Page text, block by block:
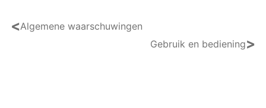
<Algemene waarschuwingen
Gebruik en bediening>